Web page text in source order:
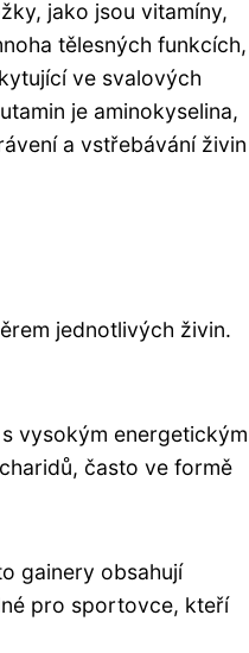
jako jsou vitamíny,
tělesných funkcích,
ve svalových
je aminokyselina,
a vstřebávání živin
jednotlivých živin.
vysokým energetickým
často ve formě
gainery obsahují
pro sportovce, kteří